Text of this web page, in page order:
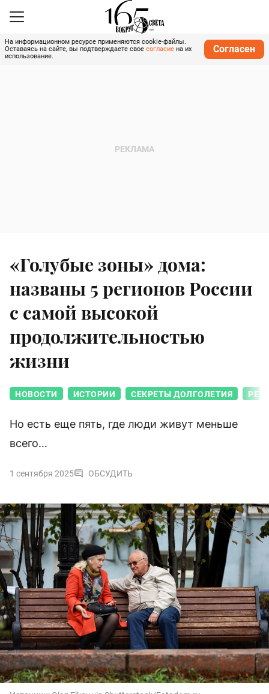
На информационном ресурсе применяются cookie-файлы.
Оставаясь на сайте, вы подтверждаете свое согласие на их
использование.
Согласен
«Голубые зоны» дома:
названы 5 регионов России
с самой высокой
продолжительностью
жизни
НОВОСТИ ИСТОРИИ СЕКРЕТЫ ДОЛГОЛЕТИЯ
Но есть еще пять, где люди живут меньше
всего…
1 сентября 2025 ОБСУДИТЬ